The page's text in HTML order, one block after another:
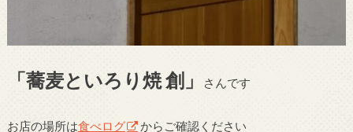
「蕎麦といろり焼 創」 さんです
お店の場所は食べログ からご確認ください